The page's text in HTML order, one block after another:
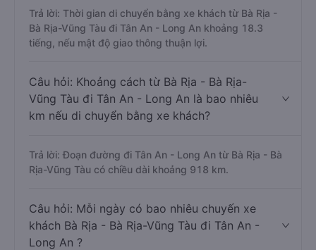
Trả lời: Thời gian di chuyển bằng xe khách từ Bà Rịa -
Bà Rịa-Vũng Tàu đi Tân An - Long An khoảng 18.3
tiếng, nếu mật độ giao thông thuận lợi.
Câu hỏi: Khoảng cách từ Bà Rịa - Bà Rịa-
Vũng Tàu đi Tân An - Long An là bao nhiêu
km nếu di chuyển bằng xe khách?
Trả lời: Đoạn đường đi Tân An - Long An từ Bà Rịa - Bà
Rịa-Vũng Tàu có chiều dài khoảng 918 km.
Câu hỏi: Mỗi ngày có bao nhiêu chuyến xe
khách Bà Rịa - Bà Rịa-Vũng Tàu đi Tân An -
Long An ?